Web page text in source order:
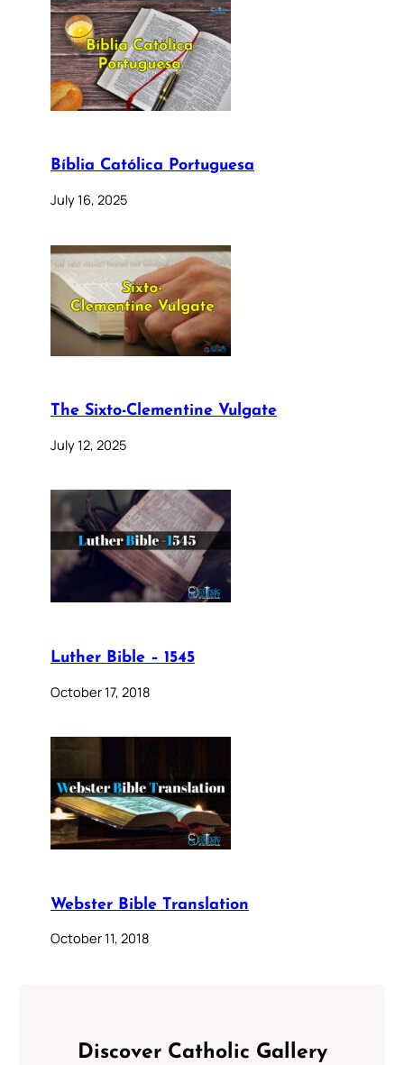
Bíblia Católica Portuguesa
July 16, 2025
The Sixto-Clementine Vulgate
July 12, 2025
Luther Bible – 1545
October 17, 2018
Webster Bible Translation
October 11, 2018
Discover Catholic Gallery